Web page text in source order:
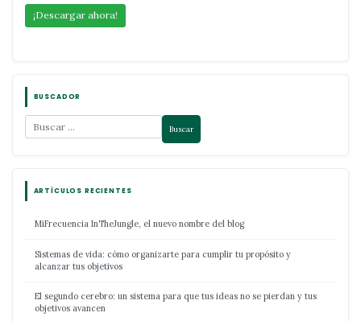
¡Descargar ahora!
BUSCADOR
ARTÍCULOS RECIENTES
MiFrecuencia InTheJungle, el nuevo nombre del blog
Sistemas de vida: cómo organizarte para cumplir tu propósito y
alcanzar tus objetivos
El segundo cerebro: un sistema para que tus ideas no se pierdan y tus
objetivos avancen